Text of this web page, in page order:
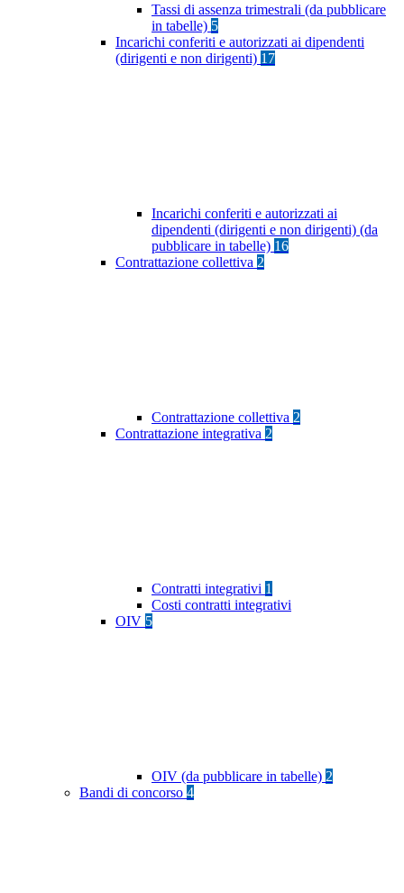
Tassi di assenza trimestrali (da pubblicare
in tabelle) 5
Incarichi conferiti e autorizzati ai dipendenti
(dirigenti e non dirigenti) 17
Incarichi conferiti e autorizzati ai
dipendenti (dirigenti e non dirigenti) (da
pubblicare in tabelle) 16
Contrattazione collettiva 2
Contrattazione collettiva 2
Contrattazione integrativa 2
Contratti integrativi 1
Costi contratti integrativi
OIV 5
OIV (da pubblicare in tabelle) 2
Bandi di concorso 4